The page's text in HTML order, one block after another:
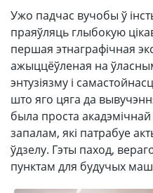
Ужо падчас вучобы ў
праяўляць глыбокую
першая этнаграфічная
ажыццёўленая на
энтузіязму і
што яго цяга да
была проста
запалам, які патрабуе
ўдзелу. Гэты паход,
пунктам для будучых